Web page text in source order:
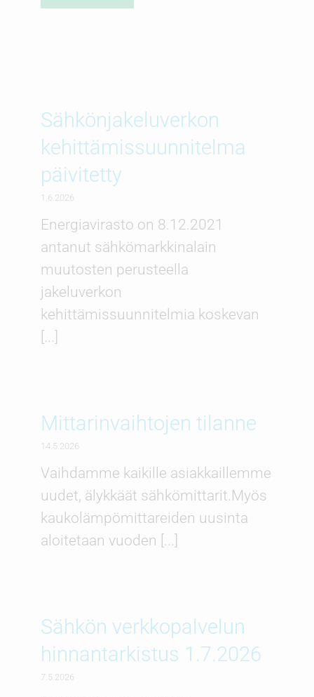
Sähkönjakeluverkon
kehittämissuunnitelma
päivitetty
1.6.2026
Energiavirasto on 8.12.2021
antanut sähkömarkkinalain
muutosten perusteella
jakeluverkon
kehittämissuunnitelmia koskevan
[...]
Mittarinvaihtojen tilanne
14.5.2026
Vaihdamme kaikille asiakkaillemme
uudet, älykkäät sähkömittarit.Myös
kaukolämpömittareiden uusinta
aloitetaan vuoden [...]
Sähkön verkkopalvelun
hinnantarkistus 1.7.2026
7.5.2026